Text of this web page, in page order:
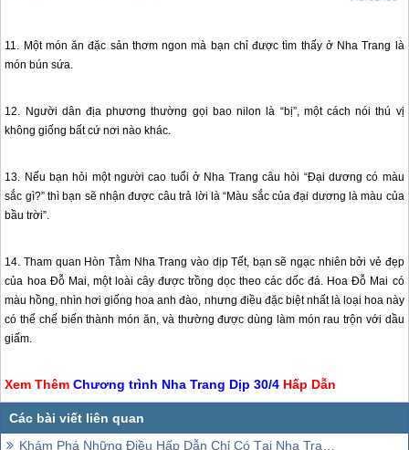
11. Một món ăn đặc sản thơm ngon mà bạn chỉ được tìm thấy ở Nha Trang là
món bún sứa.
12. Người dân địa phương thường gọi bao nilon là “bị”, một cách nói thú vị
không giống bất cứ nơi nào khác.
13. Nếu bạn hỏi một người cao tuổi ở Nha Trang câu hòi “Đại dương có màu
sắc gì?” thì bạn sẽ nhận được câu trả lời là “Màu sắc của đại dương là màu của
bầu trời”.
14. Tham quan Hòn Tằm Nha Trang vào dịp Tết, bạn sẽ ngạc nhiên bởi vẻ đẹp
của hoa Đỗ Mai, một loài cây được trồng dọc theo các dốc đá. Hoa Đỗ Mai có
màu hồng, nhìn hơi giống hoa anh đào, nhưng điều đặc biệt nhất là loại hoa này
có thể chế biến thành món ăn, và thường được dùng làm món rau trộn với dầu
giấm.
Xem ThêmChương trình Nha Trang Dịp 30/4 Hấp Dẫn
Khám Phá Những Điều Hấp Dẫn Chỉ Có Tại Nha Trang